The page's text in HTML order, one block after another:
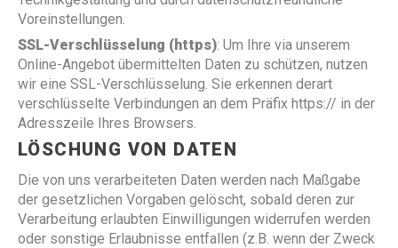
Voreinstellungen.
SSL-Verschlüsselung (https): Um Ihre via unserem
Online-Angebot übermittelten Daten zu schützen, nutzen
wir eine SSL-Verschlüsselung. Sie erkennen derart
verschlüsselte Verbindungen an dem Präfix https:// in der
Adresszeile Ihres Browsers.
LÖSCHUNG VON DATEN
Die von uns verarbeiteten Daten werden nach Maßgabe
der gesetzlichen Vorgaben gelöscht, sobald deren zur
Verarbeitung erlaubten Einwilligungen widerrufen werden
oder sonstige Erlaubnisse entfallen (z.B. wenn der Zweck